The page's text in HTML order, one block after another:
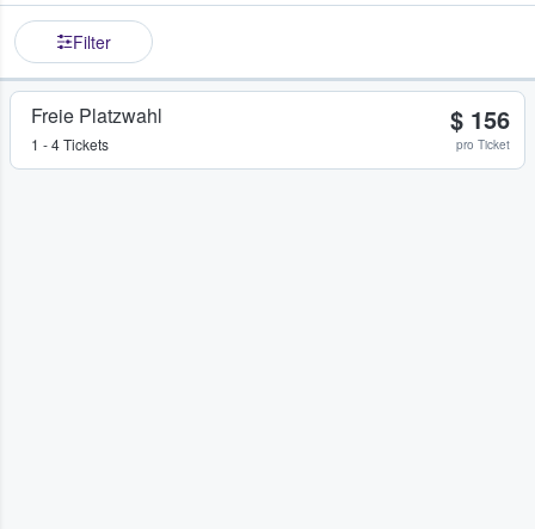
Filter
Freie Platzwahl
1 - 4 Tickets
$ 156
pro Ticket